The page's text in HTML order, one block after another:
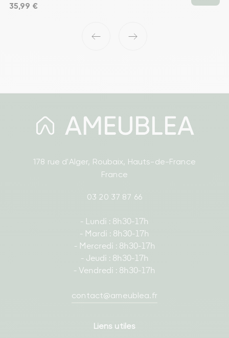
Prix
35,99 €
‹ ›
178 rue d'Alger, Roubaix, Hauts-de-France
France
03 20 37 87 66
- Lundi : 8h30-17h
- Mardi : 8h30-17h
- Mercredi : 8h30-17h
- Jeudi : 8h30-17h
- Vendredi : 8h30-17h
contact@ameublea.fr
Liens utiles